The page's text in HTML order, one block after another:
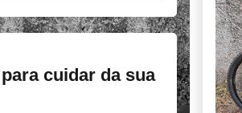
cuidar da sua